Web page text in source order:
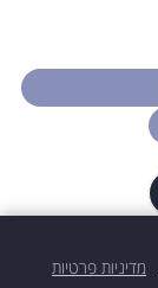
מדיניות פרטיות